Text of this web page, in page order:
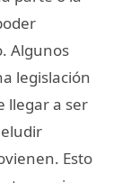
Algunos
legislación
llegar a ser
Esto